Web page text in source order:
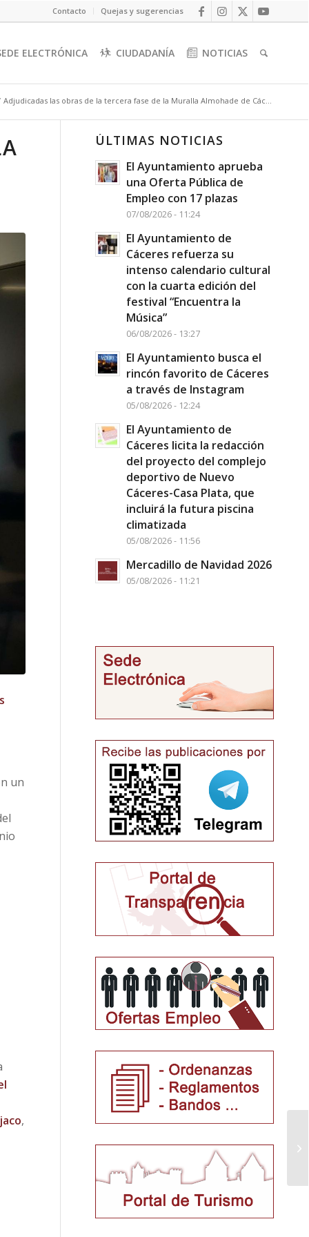
Contacto Quejas y sugerencias
ELECTRÓNICA CIUDADANÍA NOTICIAS
Adjudicadas las obras de la tercera fase de la Muralla Almohade de Các...
un
,
ÚLTIMAS NOTICIAS
El Ayuntamiento aprueba
una Oferta Pública de
Empleo con 17 plazas
07/08/2026 - 11:24
El Ayuntamiento de
Cáceres refuerza su
intenso calendario cultural
con la cuarta edición del
festival “Encuentra la
Música”
06/08/2026 - 13:27
El Ayuntamiento busca el
rincón favorito de Cáceres
a través de Instagram
05/08/2026 - 12:24
El Ayuntamiento de
Cáceres licita la redacción
del proyecto del complejo
deportivo de Nuevo
Cáceres-Casa Plata, que
incluirá la futura piscina
climatizada
05/08/2026 - 11:56
Mercadillo de Navidad 2026
05/08/2026 - 11:21